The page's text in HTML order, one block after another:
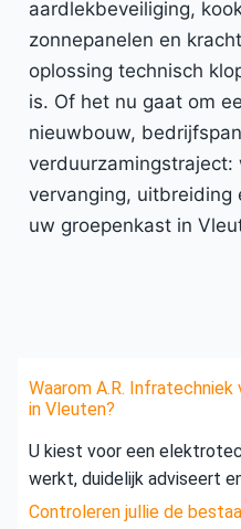
aardlekbeveiliging,
zonnepanelen en
oplossing technisch
is. Of het nu gaat om
nieuwbouw,
verduurzamingstraject:
vervanging, uitbreiding
uw groepenkast in
Waarom A.R.
in Vleuten?
U kiest voor een
werkt, duidelijk adviseert
Controleren jullie de